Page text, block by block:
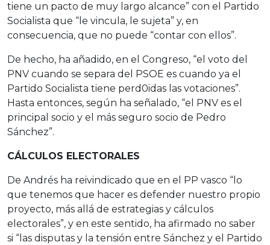
tiene un pacto de muy largo alcance” con el Partido
Socialista que “le vincula, le sujeta” y, en
consecuencia, que no puede “contar con ellos”.
De hecho, ha añadido, en el Congreso, “el voto del
PNV cuando se separa del PSOE es cuando ya el
Partido Socialista tiene perd0idas las votaciones”.
Hasta entonces, según ha señalado, “el PNV es el
principal socio y el más seguro socio de Pedro
Sánchez”.
CÁLCULOS ELECTORALES
De Andrés ha reivindicado que en el PP vasco “lo
que tenemos que hacer es defender nuestro propio
proyecto, más allá de estrategias y cálculos
electorales”, y en este sentido, ha afirmado no saber
si “las disputas y la tensión entre Sánchez y el Partido